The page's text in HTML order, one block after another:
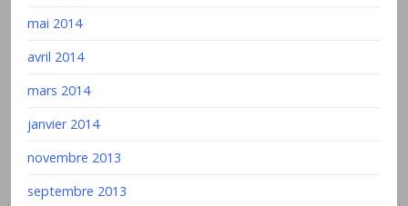
mai 2014
avril 2014
mars 2014
janvier 2014
novembre 2013
septembre 2013